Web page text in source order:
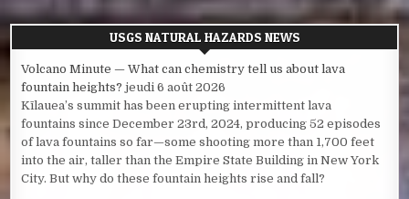
USGS NATURAL HAZARDS NEWS
Volcano Minute — What can chemistry tell us about lava
fountain heights? jeudi 6 août 2026
Kīlauea’s summit has been erupting intermittent lava
fountains since December 23rd, 2024, producing 52 episodes
of lava fountains so far—some shooting more than 1,700 feet
into the air, taller than the Empire State Building in New York
City. But why do these fountain heights rise and fall?